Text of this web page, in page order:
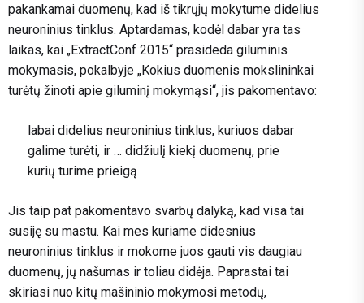
pakankamai duomenų, kad iš tikrųjų mokytume didelius
neuroninius tinklus. Aptardamas, kodėl dabar yra tas
laikas, kai „ExtractConf 2015“ prasideda giluminis
mokymasis, pokalbyje „Kokius duomenis mokslininkai
turėtų žinoti apie giluminį mokymąsi“, jis pakomentavo:
labai didelius neuroninius tinklus, kuriuos dabar
galime turėti, ir … didžiulį kiekį duomenų, prie
kurių turime prieigą
Jis taip pat pakomentavo svarbų dalyką, kad visa tai
susiję su mastu. Kai mes kuriame didesnius
neuroninius tinklus ir mokome juos gauti vis daugiau
duomenų, jų našumas ir toliau didėja. Paprastai tai
skiriasi nuo kitų mašininio mokymosi metodų,